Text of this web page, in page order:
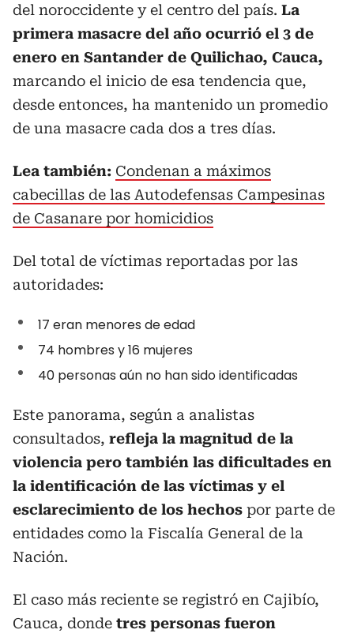
del noroccidente y el centro del país. La
primera masacre del año ocurrió el 3 de
enero en Santander de Quilichao, Cauca,
marcando el inicio de esa tendencia que,
desde entonces, ha mantenido un promedio
de una masacre cada dos a tres días.
Lea también: Condenan a máximos
cabecillas de las Autodefensas Campesinas
de Casanare por homicidios
Del total de víctimas reportadas por las
autoridades:
17 eran menores de edad
74 hombres y 16 mujeres
40 personas aún no han sido identificadas
Este panorama, según a analistas
consultados, refleja la magnitud de la
violencia pero también las dificultades en
la identificación de las víctimas y el
esclarecimiento de los hechos por parte de
entidades como la Fiscalía General de la
Nación.
El caso más reciente se registró en Cajibío,
Cauca, donde tres personas fueron